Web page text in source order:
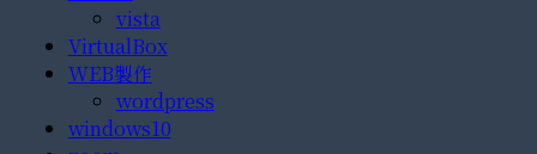
vista
VirtualBox
WEB製作
wordpress
windows10